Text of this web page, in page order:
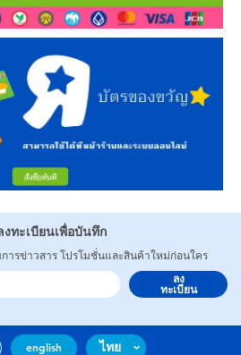
งทะเบียนเพื่อบันทึก
การข่าวสาร โปรโมชั่นและสินค้าใหม่ก่อนใคร
ลง
ทะเบียน
english ไทย